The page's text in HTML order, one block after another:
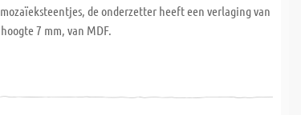
de onderzetter heeft een verlaging van
7 mm, van MDF.